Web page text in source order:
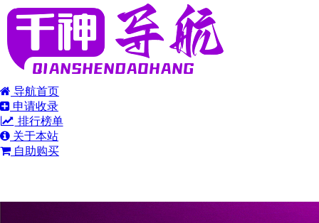
导航首页
申请收录
排行榜单
关于本站
自助购买